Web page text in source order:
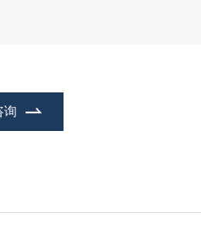
询